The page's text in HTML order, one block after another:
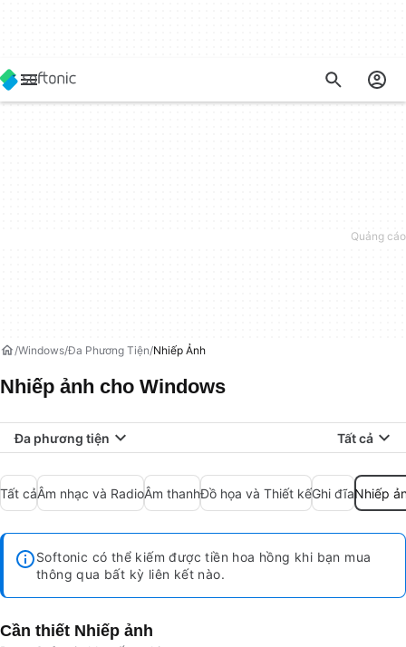
Windows Đa Phương Tiện Nhiếp Ảnh
Nhiếp ảnh cho Windows
Đa phương tiện Tất cả
Tất cảÂm nhạc và RadioÂm thanhĐồ họa và Thiết kếGhi đĩaNhiếp
Softonic có thể kiếm được tiền hoa hồng khi bạn mua
thông qua bất kỳ liên kết nào.
Cần thiết Nhiếp ảnh